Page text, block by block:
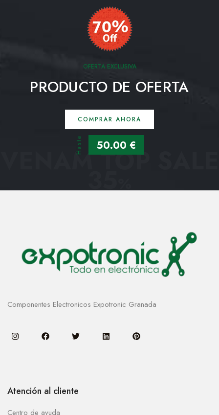
OFERTA EXCLUSIVA
PRODUCTO DE OFERTA
COMPRAR AHORA
Hasta 50.00 €
VENAM TOP SALE
35
Componentes Electronicos Expotronic Granada
Atención al cliente
Centro de ayuda